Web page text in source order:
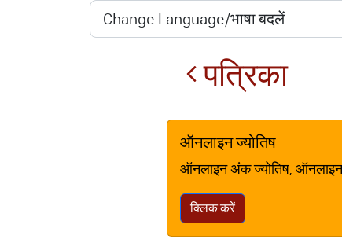
पत्रिका
ऑनलाइन ज्योतिष
ऑनलाइन अंक ज्योतिष,
क्लिक करें